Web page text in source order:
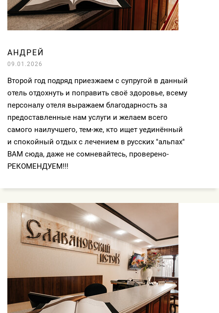
АНДРЕЙ
09.01.2026
Второй год подряд приезжаем с супругой в данный
отель отдохнуть и поправить своё здоровье, всему
персоналу отеля выражаем благодарность за
предоставленные нам услуги и желаем всего
самого наилучшего, тем-же, кто ищет уединённый
и спокойный отдых с лечением в русских "альпах"
ВАМ сюда, даже не сомневайтесь, проверено-
РЕКОМЕНДУЕМ!!!